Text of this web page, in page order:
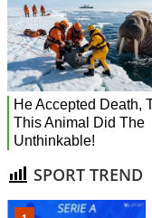
SPORT TREND